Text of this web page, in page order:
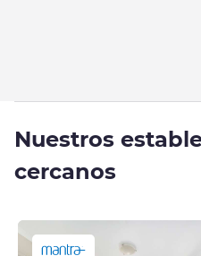
Nuestros
cercanos